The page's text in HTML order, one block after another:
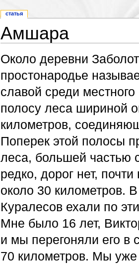
Амшара
Около деревни
простонародье
славой среди
полосу леса шириной
километров,
Поперек этой полосы
леса, большей частью
редко, дорог нет,
около 30 километров.
Куралесов ехали по
Мне было 16 лет,
и мы перегоняли его
70 километров. Мы
статья